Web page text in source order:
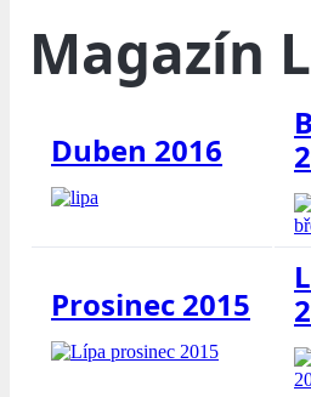
Magazín
Duben 2016
Prosinec 2015